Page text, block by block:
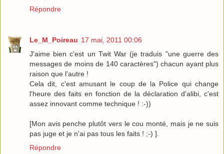
Répondre
Le_M_Poireau 17 mai, 2011 00:06
J'aime bien c'est un Twit War (je traduis "une guerre des
messages de moins de 140 caractères") chacun ayant plus
raison que l'autre !
Cela dit, c'est amusant le coup de la Police qui change
l'heure des faits en fonction de la déclaration d'alibi, c'est
assez innovant comme technique ! :-))
[Mon avis penche plutôt vers le cou monté, mais je ne suis
pas juge et je n'ai pas tous les faits ! ;-) ].
Répondre